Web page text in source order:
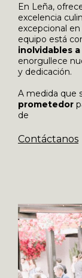
En Leña,
excelencia
excepcional
equipo está
inolvidables
enorgullece
y dedicación.
A medida que
prometedor
de
Contáctanos